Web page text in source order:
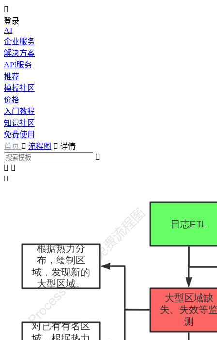

登录
AI
企业服务
解决方案
API服务
推荐
模板社区
价格
入门教程
知识社区
免费使用
首页  流程图  详情

 
